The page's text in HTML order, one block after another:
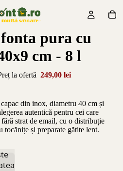
pura cu
cm - 8 l
la ofertă 249,00 lei
din inox, diametru 40 cm și
autentică pentru cei care
strat de email, cu o distribuție
tocănițe și preparate gătite lent.